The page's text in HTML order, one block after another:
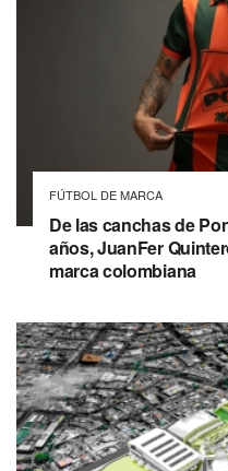
FÚTBOL DE MARCA
De las canchas de
años, JuanFer
marca colombiana